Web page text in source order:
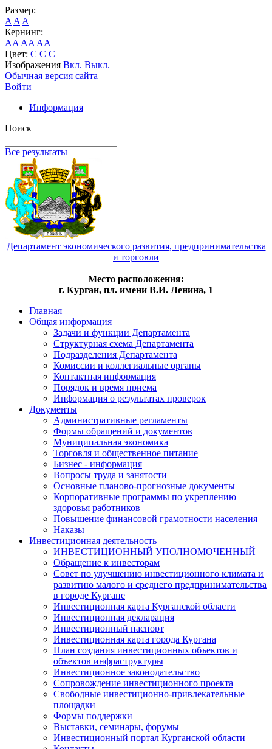
Размер:
A A A
Кернинг:
AA AA AA
Цвет: C C C
Изображения Вкл. Выкл.
Обычная версия сайта
Войти
Информация
Поиск
Все результаты
Департамент экономического развития, предпринимательства
и торговли
Место расположения:
г. Курган, пл. имени В.И. Ленина, 1
Главная
Общая информация
Задачи и функции Департамента
Структурная схема Департамента
Подразделения Департамента
Комиссии и коллегиальные органы
Контактная информация
Порядок и время приема
Информация о результатах проверок
Документы
Административные регламенты
Формы обращений и документов
Муниципальная экономика
Торговля и общественное питание
Бизнес - информация
Вопросы труда и занятости
Основные планово-прогнозные документы
Корпоративные программы по укреплению
здоровья работников
Повышение финансовой грамотности населения
Наказы
Инвестиционная деятельность
ИНВЕСТИЦИОННЫЙ УПОЛНОМОЧЕННЫЙ
Обращение к инвесторам
Совет по улучшению инвестиционного климата и
развитию малого и среднего предпринимательства
в городе Кургане
Инвестиционная карта Курганской области
Инвестиционная декларация
Инвестиционный паспорт
Инвестиционная карта города Кургана
План создания инвестиционных объектов и
объектов инфраструктуры
Инвестиционное законодательство
Сопровождение инвестиционного проекта
Свободные инвестиционно-привлекательные
площадки
Формы поддержки
Выставки, семинары, форумы
Инвестиционный портал Курганской области